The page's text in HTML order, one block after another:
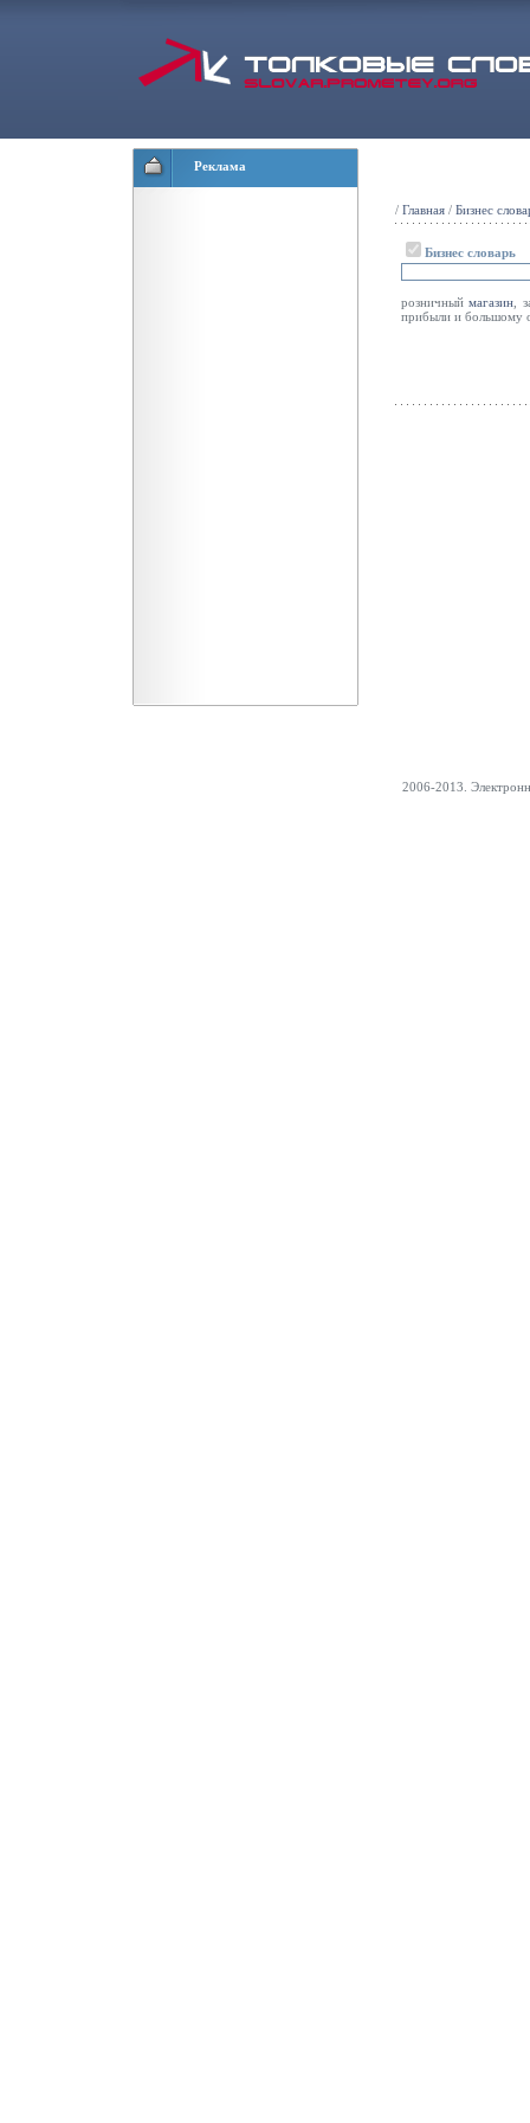
Реклама
/ Главная / Бизнес
Бизнес словарь
розничныймагазин ,
прибыли и большому
2006-2013.